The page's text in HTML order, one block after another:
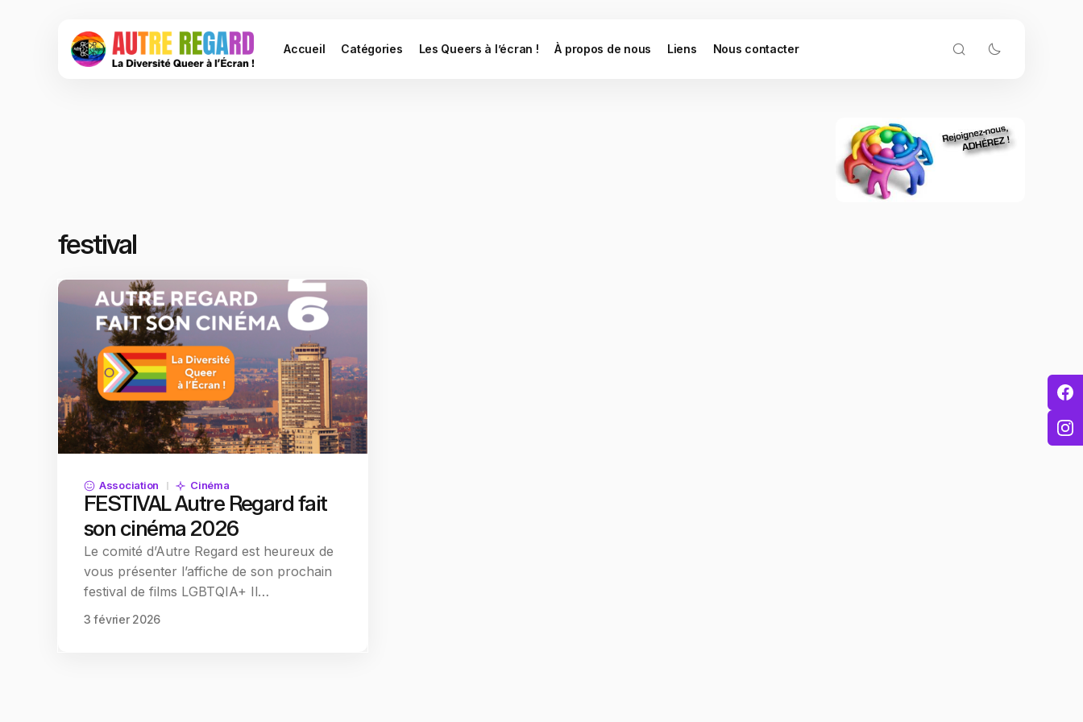
Accueil Catégories Les Queers à l’écran ! À propos de nous Liens Nous contacter
festival
Association Cinéma
FESTIVAL Autre Regard fait
son cinéma 2026
Le comité d’Autre Regard est heureux de
vous présenter l’affiche de son prochain
festival de films LGBTQIA+ Il…
3 février 2026